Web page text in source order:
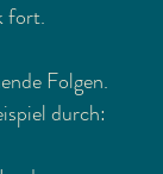
fort.
Folgen.
durch: